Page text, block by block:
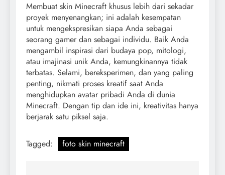
Membuat skin Minecraft khusus lebih dari sekadar
proyek menyenangkan; ini adalah kesempatan
untuk mengekspresikan siapa Anda sebagai
seorang gamer dan sebagai individu. Baik Anda
mengambil inspirasi dari budaya pop, mitologi,
atau imajinasi unik Anda, kemungkinannya tidak
terbatas. Selami, bereksperimen, dan yang paling
penting, nikmati proses kreatif saat Anda
menghidupkan avatar pribadi Anda di dunia
Minecraft. Dengan tip dan ide ini, kreativitas hanya
berjarak satu piksel saja.
Tagged: foto skin minecraft